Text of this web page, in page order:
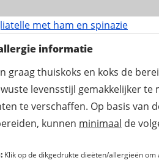
met ham en spinazie
informatie
graag thuiskoks en koks de
levensstijl gemakkelijker
te verschaffen. Op basis van
kunnen minimaal de
Klik op de dikgedrukte dieëten/allergieën